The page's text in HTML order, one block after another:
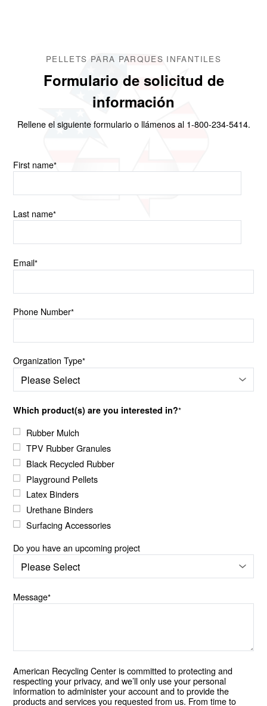
PELLETS PARA PARQUES INFANTILES
Formulario de solicitud de
información
Rellene el siguiente formulario o llámenos al 1-800-234-5414.
First name*
Last name*
Email*
Phone Number*
Organization Type*
Which product(s) are you interested in?*
Rubber Mulch
TPV Rubber Granules
Black Recycled Rubber
Playground Pellets
Latex Binders
Urethane Binders
Surfacing Accessories
Do you have an upcoming project
Message*
American Recycling Center is committed to protecting and
respecting your privacy, and we’ll only use your personal
information to administer your account and to provide the
products and services you requested from us. From time to